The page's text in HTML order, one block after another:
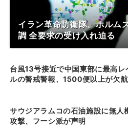
イラン革命防衛隊、ホルム
調 全要求の受け入れ迫る
台風13号接近で中国東部に最高レ
ルの警戒警報、1500便以上が欠航
サウジアラムコの石油施設に無人
攻撃、フーシ派が声明